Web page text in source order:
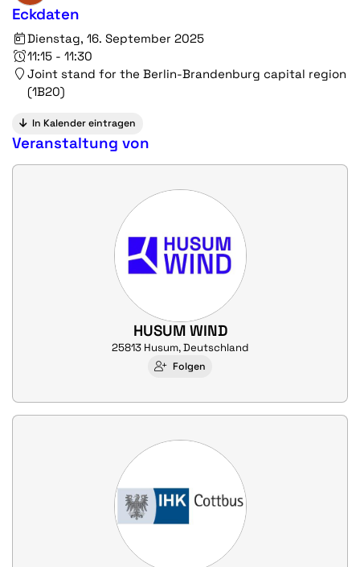
Eckdaten
Dienstag, 16. September 2025
11:15 - 11:30
Joint stand for the Berlin-Brandenburg capital region
(1B20)
In Kalender eintragen
Veranstaltung von
HUSUM WIND
25813 Husum, Deutschland
Folgen